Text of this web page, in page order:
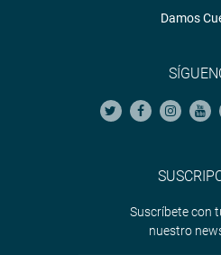
Damos
Suscríbete con
nuestro